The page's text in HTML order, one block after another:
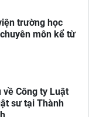
trường học
môn kể từ
về Công ty Luật
sư tại Thành